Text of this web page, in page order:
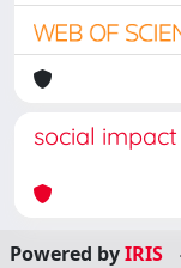
social impact
Powered byIRIS